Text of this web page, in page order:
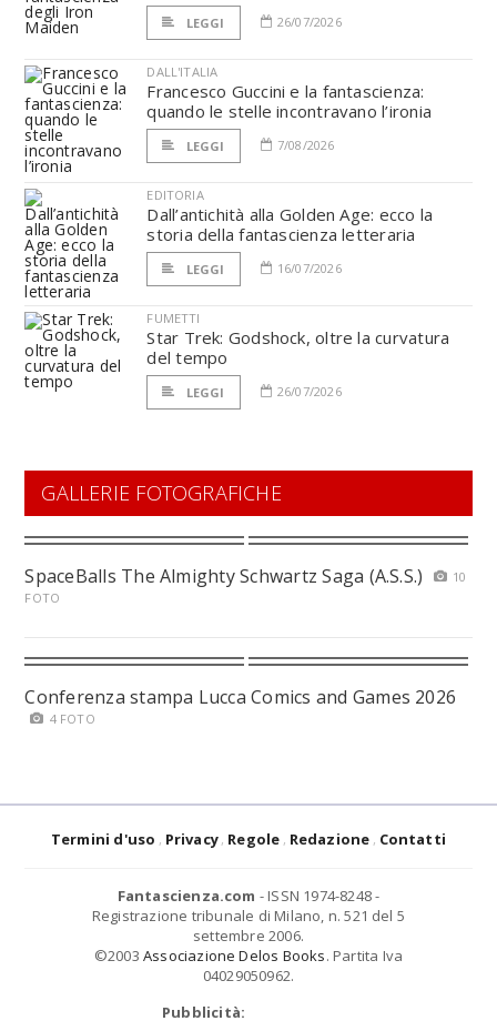
LEGGI 26/07/2026
DALL'ITALIA
Francesco Guccini e la fantascienza:
quando le stelle incontravano l’ironia
LEGGI 7/08/2026
EDITORIA
Dall’antichità alla Golden Age: ecco la
storia della fantascienza letteraria
LEGGI 16/07/2026
FUMETTI
Star Trek: Godshock, oltre la curvatura
del tempo
LEGGI 26/07/2026
GALLERIE FOTOGRAFICHE
SpaceBalls The Almighty Schwartz Saga (A.S.S.)
10
FOTO
Conferenza stampa Lucca Comics and Games 2026
4 FOTO
Termini d'uso Privacy Regole Redazione Contatti
Fantascienza.com - ISSN 1974-8248 -
Registrazione tribunale di Milano, n. 521 del 5
settembre 2006.
©2003 Associazione Delos Books. Partita Iva
04029050962.
Pubblicità: